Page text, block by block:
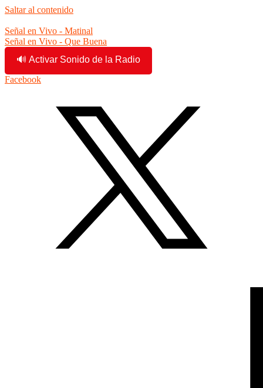
Saltar al contenido
Señal en Vivo - Matinal
Señal en Vivo - Que Buena
🔊 Activar Sonido de la Radio
Facebook